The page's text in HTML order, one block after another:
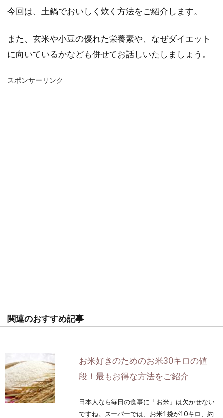
今回は、土鍋でおいしく炊く方法をご紹介します。
また、玄米や小豆の優れた栄養素や、なぜダイエット
に向いているかなども併せてお話しいたしましょう。
スポンサーリンク
関連のおすすめ記事
お米好きのためのお米30キロの値
段！最もお得な方法をご紹介
日本人なら毎日の食事に「お米」は欠かせない
ですね。スーパーでは、お米1袋が10キロ、約